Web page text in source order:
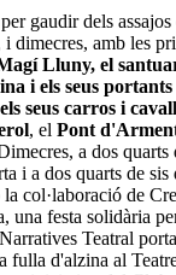
gaudir dels
i dimecres, amb les
Lluny, el
i els seus
seus carros i
, el Pont
a dos
i a dos quarts de sis
col·laboració de
una festa solidària
Teatral
fulla d'alzina al